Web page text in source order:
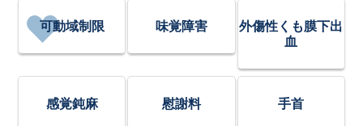
可動域制限 味覚障害
外傷性くも膜下出
血
感覚鈍麻 慰謝料 手首